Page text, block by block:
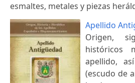
esmaltes, metales y piezas
Apellido
Origen,
históricos
apellido,
(escudo de